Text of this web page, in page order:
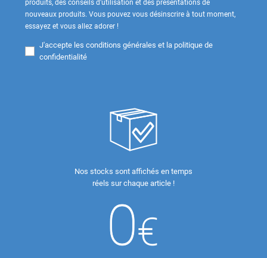
produits, des conseils d'utilisation et des présentations de
nouveaux produits. Vous pouvez vous désinscrire à tout moment,
essayez et vous allez adorer !
J'accepte les conditions générales et la politique de
confidentialité
Nos stocks sont affichés en temps
réels sur chaque article !